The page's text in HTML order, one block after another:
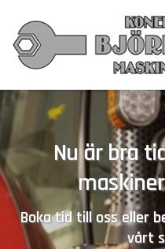
Nu är bra
Boka tid till oss eller
vårt